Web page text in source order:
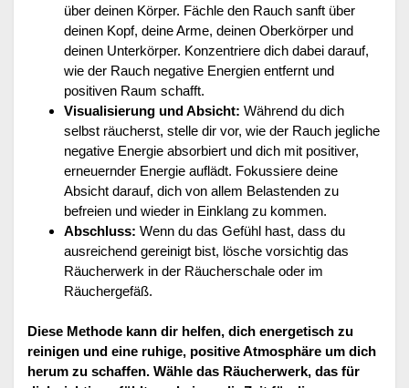
über deinen Körper. Fächle den Rauch sanft über
deinen Kopf, deine Arme, deinen Oberkörper und
deinen Unterkörper. Konzentriere dich dabei darauf,
wie der Rauch negative Energien entfernt und
positiven Raum schafft.
Visualisierung und Absicht: Während du dich
selbst räucherst, stelle dir vor, wie der Rauch jegliche
negative Energie absorbiert und dich mit positiver,
erneuernder Energie auflädt. Fokussiere deine
Absicht darauf, dich von allem Belastenden zu
befreien und wieder in Einklang zu kommen.
Abschluss: Wenn du das Gefühl hast, dass du
ausreichend gereinigt bist, lösche vorsichtig das
Räucherwerk in der Räucherschale oder im
Räuchergefäß.
Diese Methode kann dir helfen, dich energetisch zu
reinigen und eine ruhige, positive Atmosphäre um dich
herum zu schaffen. Wähle das Räucherwerk, das für